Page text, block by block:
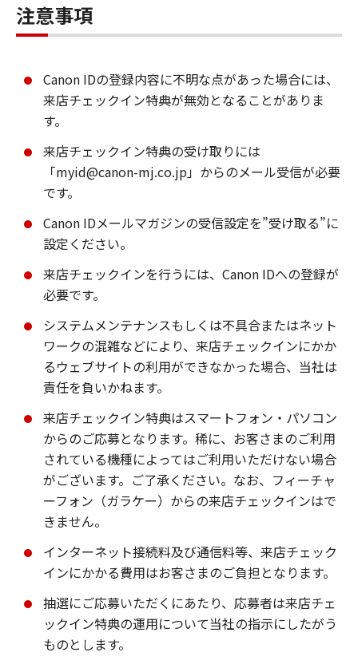
注意事項
Canon IDの登録内容に不明な点があった場合には、
来店チェックイン特典が無効となることがありま
す。
来店チェックイン特典の受け取りには
「myid@canon-mj.co.jp」からのメール受信が必要
です。
Canon IDメールマガジンの受信設定を”受け取る”に
設定ください。
来店チェックインを行うには、Canon IDへの登録が
必要です。
システムメンテナンスもしくは不具合またはネット
ワークの混雑などにより、来店チェックインにかか
るウェブサイトの利用ができなかった場合、当社は
責任を負いかねます。
来店チェックイン特典はスマートフォン・パソコン
からのご応募となります。稀に、お客さまのご利用
されている機種によってはご利用いただけない場合
がございます。ご了承ください。なお、フィーチャ
ーフォン（ガラケー）からの来店チェックインはで
きません。
インターネット接続料及び通信料等、来店チェック
インにかかる費用はお客さまのご負担となります。
抽選にご応募いただくにあたり、応募者は来店チェ
ックイン特典の運用について当社の指示にしたがう
ものとします。